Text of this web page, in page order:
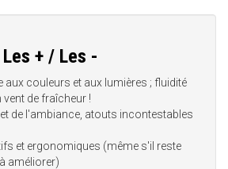
Les + / Les -
aux couleurs et aux lumières ; fluidité
de fraîcheur !
de l'ambiance, atouts incontestables
et ergonomiques (même s'il reste
améliorer)